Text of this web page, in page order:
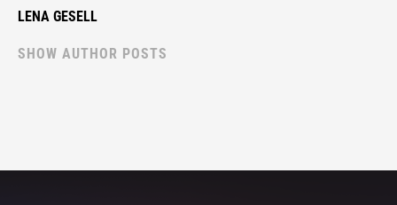
LENA GESELL
SHOW AUTHOR POSTS